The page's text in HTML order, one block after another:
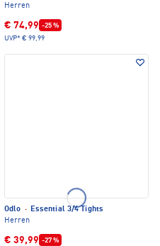
Herren
€ 74,99 -25 %
UVP* € 99,99
Odlo · Essential 3/4 Tights
Herren
€ 39,99 -27 %